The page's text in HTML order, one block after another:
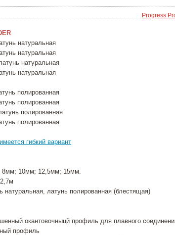
Progress
натуральная
натуральная
натуральная
натуральная
полированная
полированная
полированная
полированная
гибкий вариант
8мм; 10мм; 12,5мм; 15мм.
натуральная, латунь полированная (блестящая)
окантовочныцй профиль для плавного
профиль